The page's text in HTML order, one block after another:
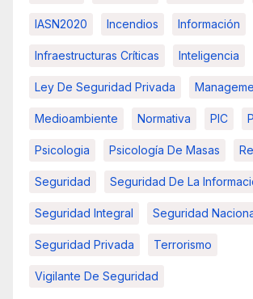
IASN2020 Incendios Información
Infraestructuras Críticas Inteligencia
Ley De Seguridad Privada
Medioambiente Normativa PIC
Psicologia Psicología De Masas
Seguridad Seguridad De La
Seguridad Integral Seguridad
Seguridad Privada Terrorismo
Vigilante De Seguridad